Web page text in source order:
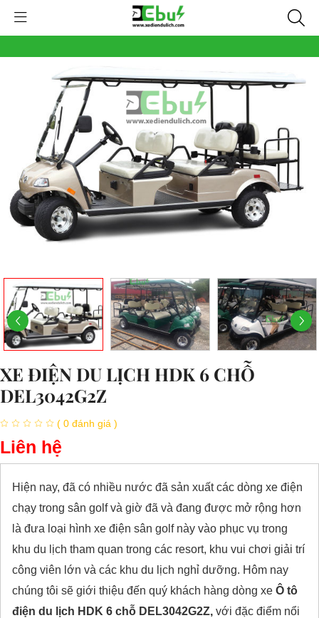
XE ĐIỆN DU LỊCH HDK 6 CHỖ
DEL3042G2Z
( 0 đánh giá )
Liên hệ
Hiện nay, đã có nhiều nước đã sản xuất các dòng xe điện
chạy trong sân golf và giờ đã và đang được mở rộng hơn
là đưa loại hình xe điện sân golf này vào phục vụ trong
khu du lịch tham quan trong các resort, khu vui chơi giải trí
công viên lớn và các khu du lịch nghỉ dưỡng. Hôm nay
chúng tôi sẽ giới thiệu đến quý khách hàng dòng xe Ô tô
điện du lịch HDK 6 chỗ DEL3042G2Z, với đặc điểm nổi